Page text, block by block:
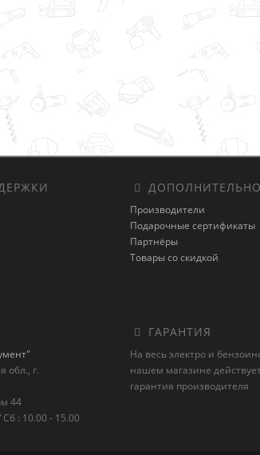
ДОПОЛНИТЕЛЬНО
Производители
Подарочные сертификаты
Партнёры
Товары со скидкой
обл., г.
44
: 10.00 - 15.00
ГАРАНТИЯ
На весь электро и
нашем магазине
гарантия производителя